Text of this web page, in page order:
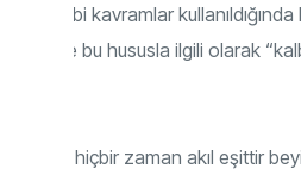
gibi kavramlar
bu hususla ilgili olarak
ancak hiçbir zaman akıl eşittir